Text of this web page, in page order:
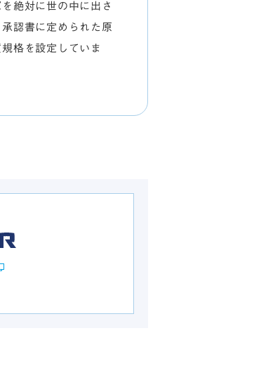
絶対に世の中に出さ
認書に定められた原
格を設定していま